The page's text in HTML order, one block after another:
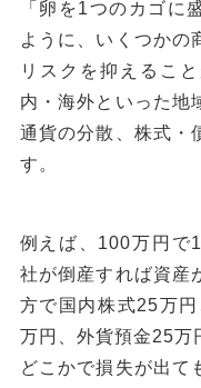
「卵を1つのカゴに
ように、いくつかの
リスクを抑えるこ
内・海外といった地
通貨の分散、株式・
す。
例えば、100万円で
社が倒産すれば資産
方で国内株式25万
万円、外貨預金25万
どこかで損失が出て